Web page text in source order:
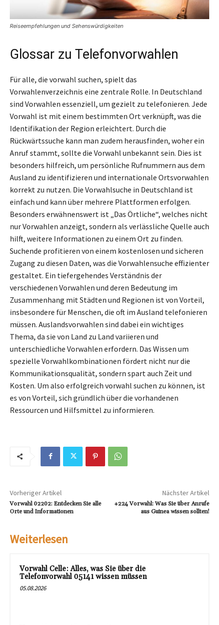
Reiseempfehlungen und Sehenswürdigkeiten
Glossar zu Telefonvorwahlen
Für alle, die vorwahl suchen, spielt das
Vorwahlenverzeichnis eine zentrale Rolle. In Deutschland
sind Vorwahlen essenziell, um gezielt zu telefonieren. Jede
Vorwahl ist mit einem bestimmten Ort verknüpft, was die
Identifikation der Region erleichtert. Durch die
Rückwärtssuche kann man zudem herausfinden, woher ein
Anruf stammt, sollte die Vorwahl unbekannt sein. Dies ist
besonders hilfreich, um persönliche Rufnummern aus dem
Ausland zu identifizieren und internationale Ortsvorwahlen
korrekt zu nutzen. Die Vorwahlsuche in Deutschland ist
einfach und kann über mehrere Plattformen erfolgen.
Besonders erwähnenswert ist „Das Örtliche“, welches nicht
nur Vorwahlen anzeigt, sondern als verlässliche Quelle auch
hilft, weitere Informationen zu einem Ort zu finden.
Suchende profitieren von einem kostenlosen und sicheren
Zugang zu diesen Daten, was die Vorwahlensuche effizienter
gestaltet. Ein tiefergehendes Verständnis der
verschiedenen Vorwahlen und deren Bedeutung im
Zusammenhang mit Städten und Regionen ist von Vorteil,
insbesondere für Menschen, die oft im Ausland telefonieren
müssen. Auslandsvorwahlen sind dabei ein wichtiges
Thema, da sie von Land zu Land variieren und
unterschiedliche Vorwahlen erfordern. Das Wissen um
spezielle Vorwahlkombinationen fördert nicht nur die
Kommunikationsqualität, sondern spart auch Zeit und
Kosten. Um also erfolgreich vorwahl suchen zu können, ist
es von Vorteil, sich gründlich über die vorhandenen
Ressourcen und Hilfsmittel zu informieren.
Vorheriger Artikel
Vorwahl 02202: Entdecken Sie alle
Orte und Informationen
Nächster Artikel
+224 Vorwahl: Was Sie über Anrufe
aus Guinea wissen sollten!
Weiterlesen
Vorwahl Celle: Alles, was Sie über die
Telefonvorwahl 05141 wissen müssen
05.08.2026